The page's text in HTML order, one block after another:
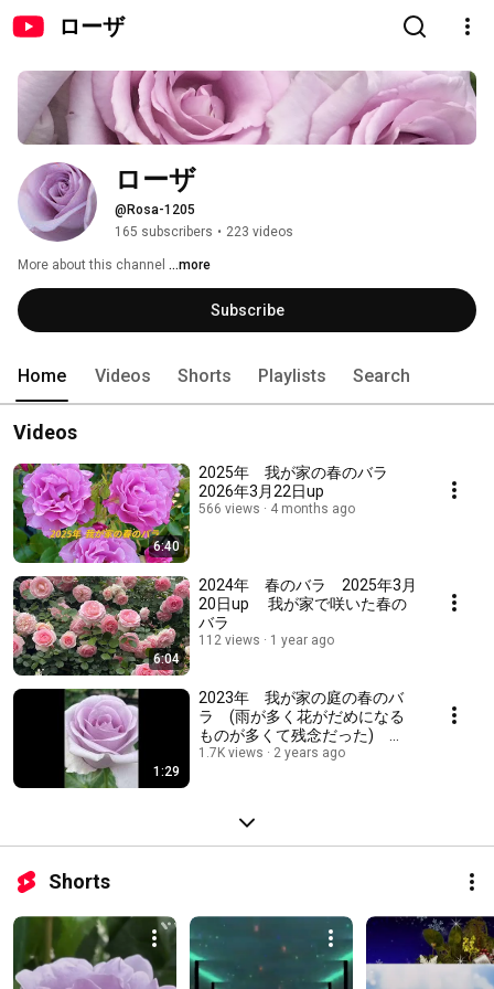
ローザ
ローザ
@Rosa-1205
165 subscribers • 223 videos
More about this channel ...more
Subscribe
Home Videos Shorts Playlists Search
Videos
6:40
2025年 我が家の春のバラ
2026年3月22日up
566 views 4 months ago
6:04
2024年 春のバラ 2025年3月
20日up 我が家で咲いた春の
バラ
112 views 1 year ago
1:29
2023年 我が家の庭の春のバ
ラ (雨が多く花がだめになる
ものが多くて残念だった)
2024年3月20日up
1.7K views 2 years ago
Shorts